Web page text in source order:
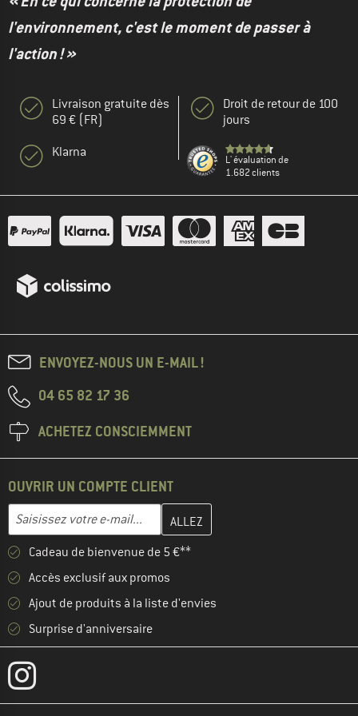
l'environnement, c'est le moment de passer à
l'action ! »
Livraison gratuite dès
69 € (FR)
Klarna
Droit de retour de 100
jours
L' évaluation de
1.682 clients
ENVOYEZ-NOUS UN E-MAIL !
04 65 82 17 36
ACHETEZ CONSCIEMMENT
OUVRIR UN COMPTE CLIENT
Adresse e-mail
Entrez votre adresse e-mail ici et créez votre compte client à la
Cadeau de bienvenue de 5 €**
Accès exclusif aux promos
Ajout de produits à la liste d'envies
Surprise d'anniversaire